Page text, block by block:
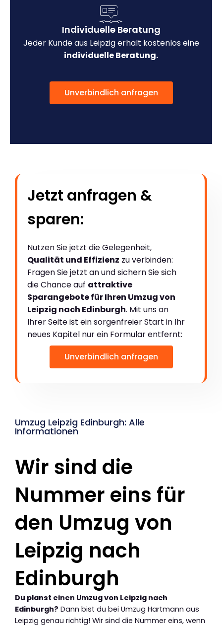
Individuelle Beratung
Jeder Kunde aus Leipzig erhält kostenlos eine
individuelle Beratung.
Unverbindlich anfragen
Jetzt anfragen &
sparen:
Nutzen Sie jetzt die Gelegenheit,
Qualität und Effizienz zu verbinden:
Fragen Sie jetzt an und sichern Sie sich
die Chance auf attraktive
Sparangebote für Ihren Umzug von
Leipzig nach Edinburgh. Mit uns an
Ihrer Seite ist ein sorgenfreier Start in Ihr
neues Kapitel nur ein Formular entfernt:
Unverbindlich anfragen
Umzug Leipzig Edinburgh: Alle
Informationen
Wir sind die
Nummer eins für
den Umzug von
Leipzig nach
Edinburgh
Du planst einen Umzug von Leipzig nach
Edinburgh? Dann bist du bei Umzug Hartmann aus
Leipzig genau richtig! Wir sind die Nummer eins, wenn